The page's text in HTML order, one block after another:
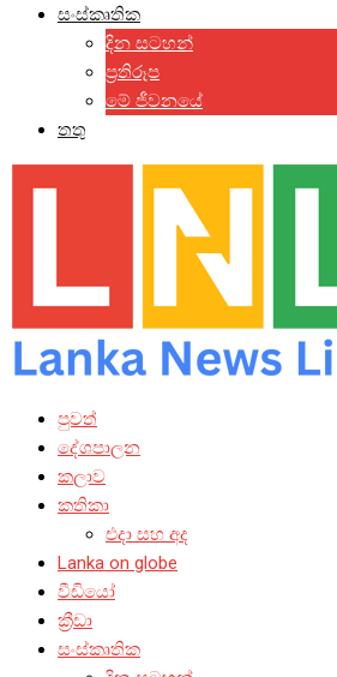
සංස්කෘතික
දින සටහන්
ප්‍රතිරූප
මේ ජීවනයේ
තතු
පුවත්
දේශපාලන
කලාව
කතිකා
එදා සහ අද
Lanka on globe
වීඩියෝ
ක්‍රීඩා
සංස්කෘතික